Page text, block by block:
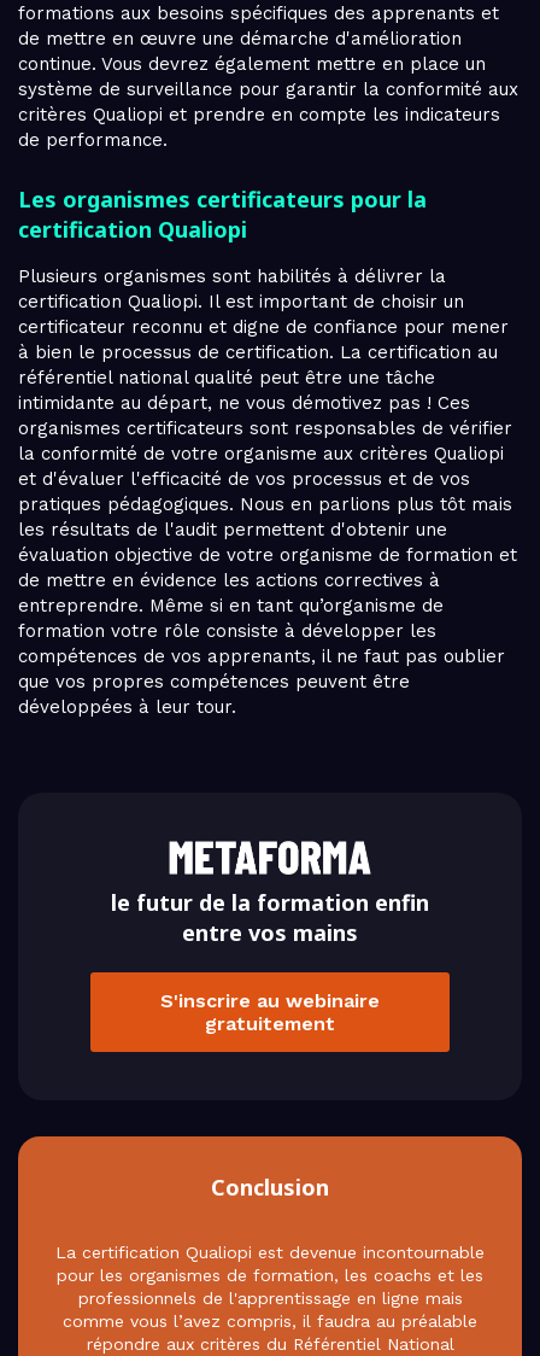
formations aux besoins spécifiques des apprenants et
de mettre en œuvre une démarche d'amélioration
continue. Vous devrez également mettre en place un
système de surveillance pour garantir la conformité aux
critères Qualiopi et prendre en compte les indicateurs
de performance.
Les organismes certificateurs pour la
certification Qualiopi
Plusieurs organismes sont habilités à délivrer la
certification Qualiopi. Il est important de choisir un
certificateur reconnu et digne de confiance pour mener
à bien le processus de certification. La certification au
référentiel national qualité peut être une tâche
intimidante au départ, ne vous démotivez pas ! Ces
organismes certificateurs sont responsables de vérifier
la conformité de votre organisme aux critères Qualiopi
et d'évaluer l'efficacité de vos processus et de vos
pratiques pédagogiques. Nous en parlions plus tôt mais
les résultats de l'audit permettent d'obtenir une
évaluation objective de votre organisme de formation et
de mettre en évidence les actions correctives à
entreprendre. Même si en tant qu’organisme de
formation votre rôle consiste à développer les
compétences de vos apprenants, il ne faut pas oublier
que vos propres compétences peuvent être
développées à leur tour.
le futur de la formation enfin
entre vos mains
S'inscrire au webinaire
gratuitement
Conclusion
La certification Qualiopi est devenue incontournable
pour les organismes de formation, les coachs et les
professionnels de l'apprentissage en ligne mais
comme vous l’avez compris, il faudra au préalable
répondre aux critères du Référentiel National